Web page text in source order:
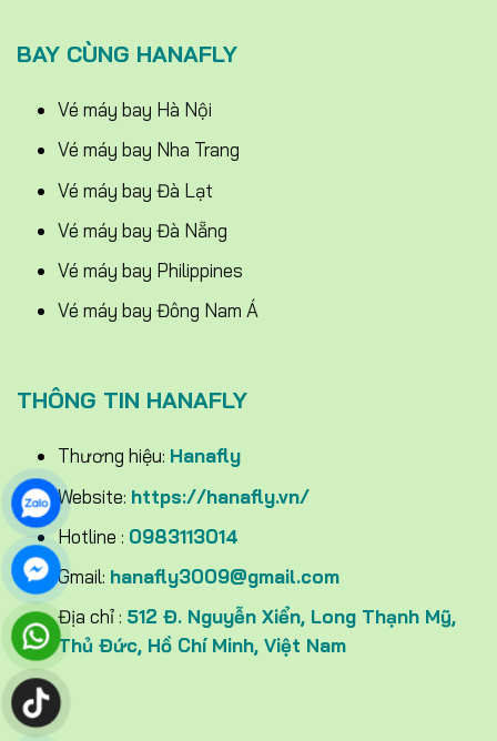
BAY CÙNG HANAFLY
Vé máy bay Hà Nội
Vé máy bay Nha Trang
Vé máy bay Đà Lạt
Vé máy bay Đà Nẵng
Vé máy bay Philippines
Vé máy bay Đông Nam Á
THÔNG TIN HANAFLY
Thương hiệu: Hanafly
Website: https://hanafly.vn/
Hotline : 0983113014
Gmail: hanafly3009@gmail.com
Địa chỉ : 512 Đ. Nguyễn Xiển, Long Thạnh Mỹ,
Thủ Đức, Hồ Chí Minh, Việt Nam